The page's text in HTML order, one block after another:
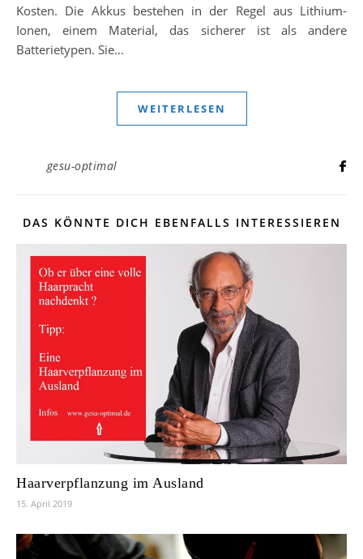
Kosten. Die Akkus bestehen in der Regel aus Lithium-
Ionen, einem Material, das sicherer ist als andere
Batterietypen. Sie…
WEITERLESEN
gesu-optimal
DAS KÖNNTE DICH EBENFALLS INTERESSIEREN
Haarverpflanzung im Ausland
15. April 2019